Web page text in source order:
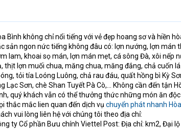
Bình không chỉ nổi tiếng với vẻ đẹp hoang sơ và hiền
sản ngon nức tiếng không đâu có: lợn nướng, lợn mán
lam, khoai sọ mán, lợn mán mẹt, cá sông Đà, xôi nếp
thịt lợn muối chua, măng chua, măng đắng, chả cuốn
tỏi tía Loóng Luông, chả rau đáu, quất hồng bì Kỳ
Lạc Sơn, chè Shan Tuyết Pà Cò,… Không cần đến tận
quý khách vẫn có thể thưởng thức những món ăn
thắc mắc lien quan đến dịch vụ chuyển phát nhanh
vui lòng liên hệ với chúng tôi theo địa chỉ:
ty Cổ phần Bưu chính Viettel Post: Địa chỉ: km2, Đại